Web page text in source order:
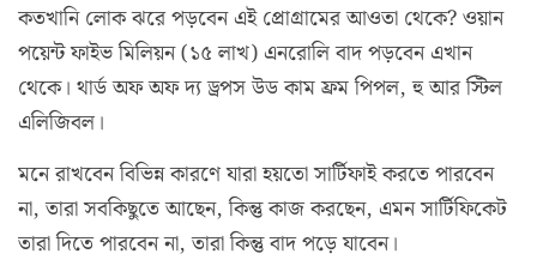
কতখানি লোক ঝরে পড়বেন এই প্রোগ্রামের আওতা থেকে? ওয়ান
পয়েন্ট ফাইভ মিলিয়ন (১৫ লাখ) এনরোলি বাদ পড়বেন এখান
থেকে। থার্ড অফ অফ দ্য ড্রপস উড কাম ফ্রম পিপল, হু আর স্টিল
এলিজিবল।
মনে রাখবেন বিভিন্ন কারণে যারা হয়তো সার্টিফাই করতে পারবেন
না, তারা সবকিছুতে আছেন, কিন্তু কাজ করছেন, এমন সার্টিফিকেট
তারা দিতে পারবেন না, তারা কিন্তু বাদ পড়ে যাবেন।